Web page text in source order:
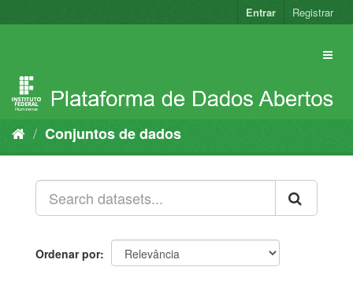
para
Entrar Registrar
Conjuntos de dados
Ordenar por